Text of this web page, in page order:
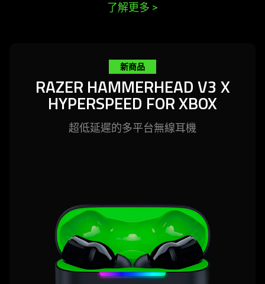
了解更多 >
新商品
RAZER HAMMERHEAD V3 X
HYPERSPEED FOR XBOX
超低延遲的多平台無線耳機